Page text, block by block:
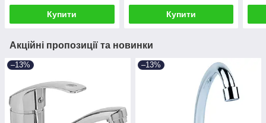
Купити Купити
Акційні пропозиції та новинки
–13% –13%